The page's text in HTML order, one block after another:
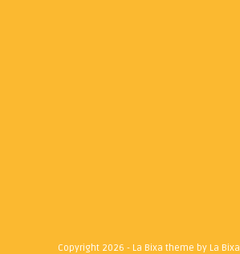
Copyright 2026 - La Bixa theme by La Bixa